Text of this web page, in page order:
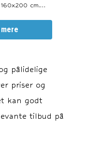
cm.
Sand og
cm.
Motor:
Elevations
pålidelige
priser og
kan godt
tilbud på